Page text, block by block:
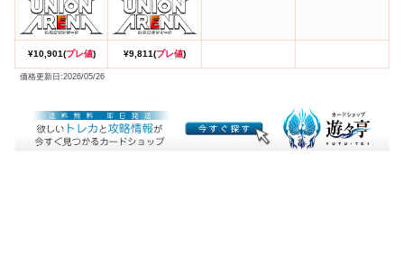
¥10,901(プレ値) ¥9,811(プレ値)
価格更新日:2026/05/26